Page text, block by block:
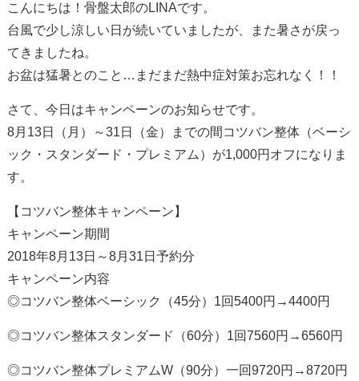
こんにちは！骨盤太郎のLINAです。
台風で少し涼しい日が続いていましたが、また暑さが戻っ
てきましたね。
お盆は猛暑とのこと…まだまだ熱中症対策お忘れなく！！
さて、今日はキャンペーンのお知らせです。
8月13日（月）～31日（金）までの間コツバン整体（ベーシ
ック・スタンダード・プレミアム）が1,000円オフになりま
す。
【コツバン整体キャンペーン】
キャンペーン期間
2018年8月13日～8月31日予約分
キャンペーン内容
◎コツバン整体ベーシック（45分）1回5400円→4400円
◎コツバン整体スタンダード（60分）1回7560円→6560円
◎コツバン整体プレミアムW（90分）一回9720円→8720円